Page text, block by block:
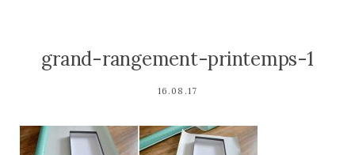
grand-rangement-printemps-1
16.08.17